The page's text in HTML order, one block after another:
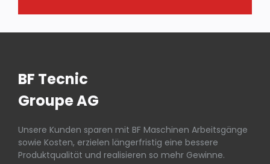
BF Tecnic
Groupe AG
Unsere Kunden sparen mit BF Maschinen Arbeitsgänge
sowie Kosten, erzielen längerfristig eine bessere
Produktqualität und realisieren so mehr Gewinne.